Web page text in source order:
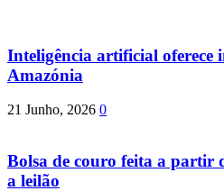
Inteligência artificial oferece
Amazónia
21 Junho, 2026 0
Bolsa de couro feita a partir
a leilão